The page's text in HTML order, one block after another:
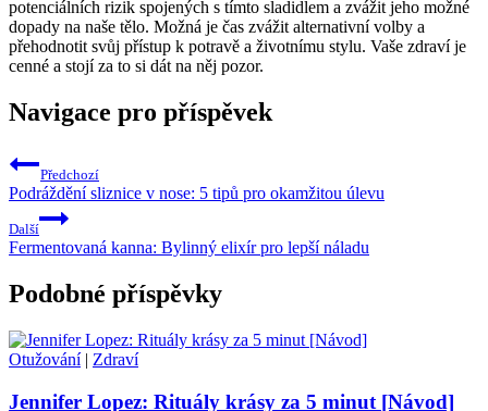
potenciálních rizik spojených s tímto sladidlem a zvážit jeho možné
dopady na naše tělo. Možná je čas zvážit alternativní volby a
přehodnotit svůj přístup k potravě a životnímu stylu. Vaše zdraví je
cenné a stojí za to si dát na něj pozor.
Navigace pro příspěvek
Předchozí
Podráždění sliznice v nose: 5 tipů pro okamžitou úlevu
Další
Fermentovaná kanna: Bylinný elixír pro lepší náladu
Podobné příspěvky
Otužování| Zdraví
Jennifer Lopez: Rituály krásy za 5 minut [Návod]